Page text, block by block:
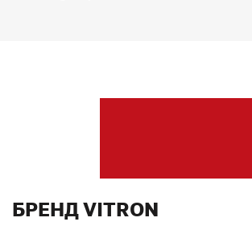
БРЕНД VITRON